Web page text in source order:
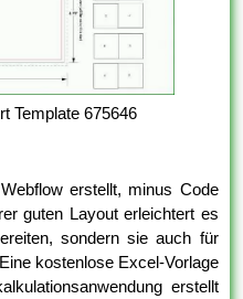
Template 675646
erstellt, minus Code
guten Layout erleichtert es
sondern sie auch für
kostenlose Excel-Vorlage
erstellt